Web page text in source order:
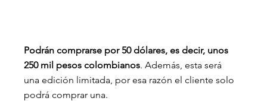
Podrán comprarse por 50 dólares, es decir, unos
250 mil pesos colombianos. Además, esta será
una edición limitada, por esa razón el cliente solo
podrá comprar una.